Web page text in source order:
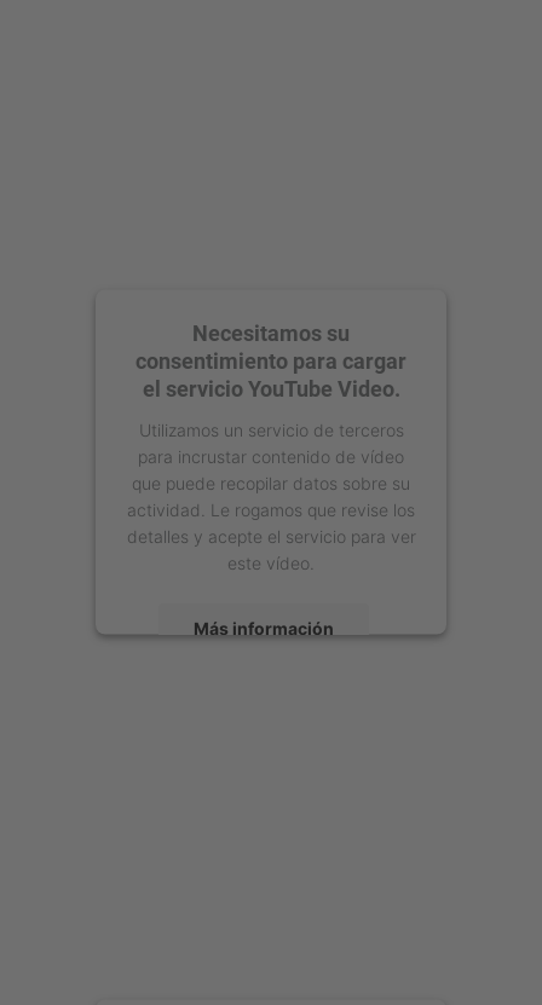
Necesitamos su
consentimiento para cargar
el servicio YouTube Video.
Utilizamos un servicio de terceros
para incrustar contenido de vídeo
que puede recopilar datos sobre su
actividad. Le rogamos que revise los
detalles y acepte el servicio para ver
este vídeo.
Más información